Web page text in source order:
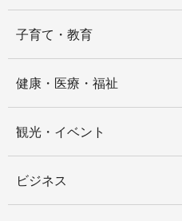
子育て・教育
健康・医療・福祉
観光・イベント
ビジネス